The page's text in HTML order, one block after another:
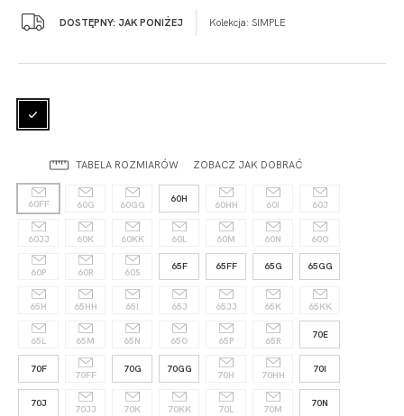
DOSTĘPNY: JAK PONIŻEJ Kolekcja: SIMPLE
TABELA ROZMIARÓW ZOBACZ JAK DOBRAĆ
60FF 60G 60GG
60H
60HH 60I 60J
60JJ 60K 60KK 60L 60M 60N 60O
60P 60R 60S
65F 65FF 65G 65GG
65H 65HH 65I 65J 65JJ 65K 65KK
65L 65M 65N 65O 65P 65R
70E
70F
70FF
70G 70GG
70H 70HH
70I
70J
70JJ 70K 70KK 70L 70M
70N